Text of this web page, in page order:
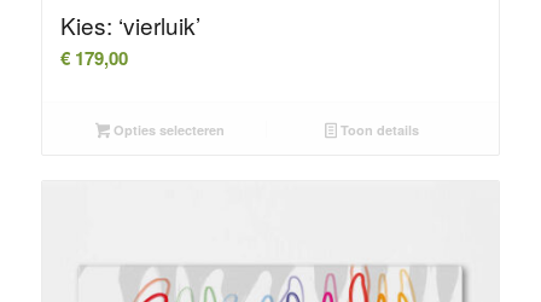
Kies: ‘vierluik’
€179,00
Opties selecteren Toon details